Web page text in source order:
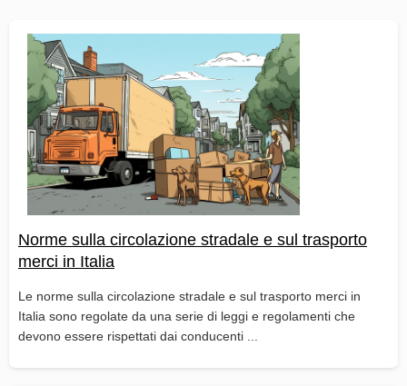
Norme sulla circolazione stradale e sul trasporto
merci in Italia
Le norme sulla circolazione stradale e sul trasporto merci in
Italia sono regolate da una serie di leggi e regolamenti che
devono essere rispettati dai conducenti ...